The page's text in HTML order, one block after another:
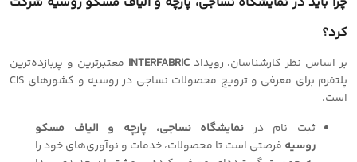
کرد؟
بر اساس نظر کارشناسان، رویدادINTERFABRIC معتبرترین و پربازده‌ترین
پلتفرم برای معرفی و ترویج محصولات نساجی در روسیه و کشورهای CIS
است.
ثبت نام در نمایشگاه نساجی، پارچه و الیاف مسکو
روسیه فرصتی است تا محصولات، خدمات و نوآوری‌های خود را